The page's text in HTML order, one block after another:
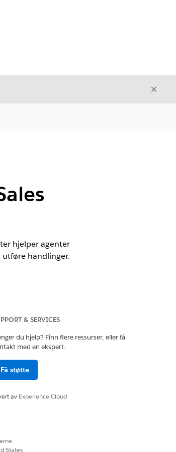
Avslutt
hjelper agenter
handlinger.
inkludert i
for hver kunde.
søke etter nye
og tilbud,
selgere med å
manuell innsats
hente
aktiva og
& SERVICES
du hjelp? Finn flere ressurser, eller få
med en ekspert.
Få støtte
av Experience Cloud
States